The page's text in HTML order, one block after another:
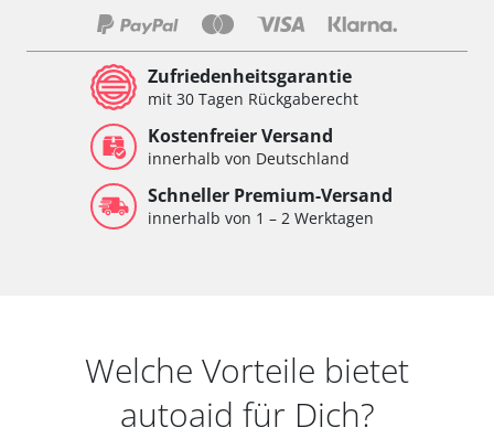
Zufriedenheitsgarantie
mit 30 Tagen Rückgaberecht
Kostenfreier Versand
innerhalb von Deutschland
Schneller Premium-Versand
innerhalb von 1 – 2 Werktagen
Welche Vorteile bietet
autoaid für Dich?